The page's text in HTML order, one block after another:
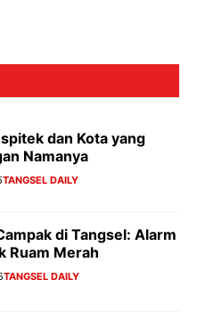
dan Kota yang
Namanya
TANGSEL DAILY
di Tangsel: Alarm
Ruam Merah
TANGSEL DAILY